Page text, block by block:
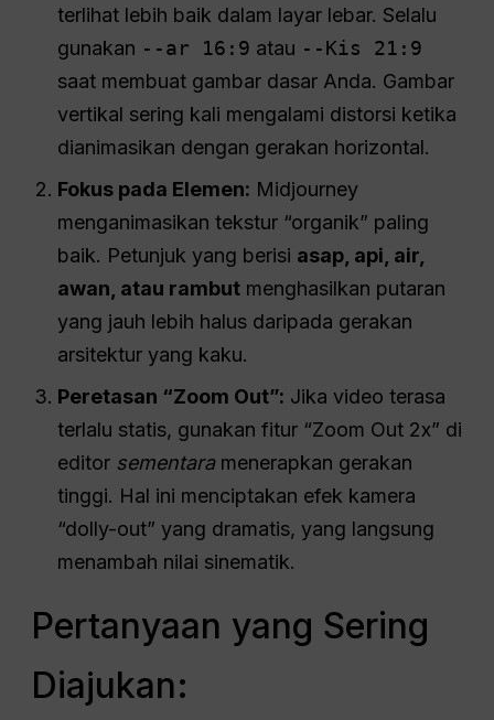
terlihat lebih baik dalam layar lebar. Selalu
gunakan --ar 16:9 atau --Kis 21:9
saat membuat gambar dasar Anda. Gambar
vertikal sering kali mengalami distorsi ketika
dianimasikan dengan gerakan horizontal.
Fokus pada Elemen: Midjourney
menganimasikan tekstur “organik” paling
baik. Petunjuk yang berisi asap, api, air,
awan, atau rambut menghasilkan putaran
yang jauh lebih halus daripada gerakan
arsitektur yang kaku.
Peretasan “Zoom Out”: Jika video terasa
terlalu statis, gunakan fitur “Zoom Out 2x” di
editor sementaramenerapkan gerakan
tinggi. Hal ini menciptakan efek kamera
“dolly-out” yang dramatis, yang langsung
menambah nilai sinematik.
Pertanyaan yang Sering
Diajukan: